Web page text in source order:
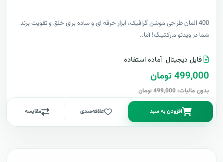
400 المان طراحی موشن گرافیک، ابزار حرفه ای و ساده برای خلق و تقویت برند
شما در ویدئو مارکتینگ! آما..
فایل دیجیتال آماده استفاده
499,000 تومان
بدون مالیات: 499,000 تومان
افزودن به سبد علاقه‌مندی مقایسه